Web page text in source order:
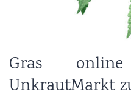
Gras
UnkrautMarkt